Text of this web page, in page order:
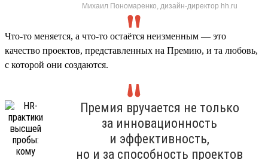
Михаил Пономаренко, дизайн-директор hh.ru
Что-то меняется, а что-то остаётся неизменным — это
качество проектов, представленных на Премию, и та любовь,
с которой они создаются.
Премия вручается не только
за инновационность
и эффективность,
но и за способность проектов